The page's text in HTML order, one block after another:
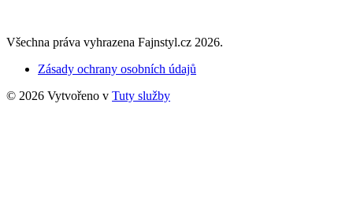
Všechna práva vyhrazena Fajnstyl.cz 2026.
Zásady ochrany osobních údajů
© 2026 Vytvořeno v Tuty služby